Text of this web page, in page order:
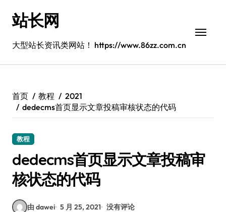
站长网
大型站长资讯类网站！ https://www.86zz.com.cn
首页 教程
2021
dedecms首页显示文章投稿审核状态的代码
教程
dedecms首页显示文章投稿审
核状态的代码
由 dawei 5 月 25, 2021 没有评论